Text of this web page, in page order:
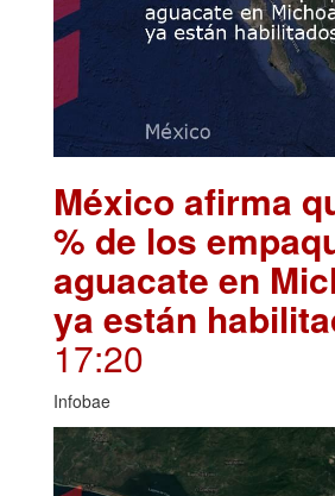
México afirma
% de los
aguacate en
ya están
17:20
Infobae